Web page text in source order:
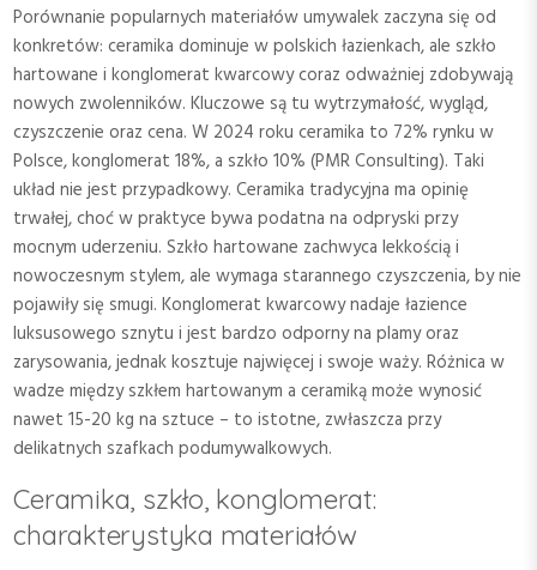
Porównanie popularnych materiałów umywalek zaczyna się od
konkretów: ceramika dominuje w polskich łazienkach, ale szkło
hartowane i konglomerat kwarcowy coraz odważniej zdobywają
nowych zwolenników. Kluczowe są tu wytrzymałość, wygląd,
czyszczenie oraz cena. W 2024 roku ceramika to 72% rynku w
Polsce, konglomerat 18%, a szkło 10% (PMR Consulting). Taki
układ nie jest przypadkowy. Ceramika tradycyjna ma opinię
trwałej, choć w praktyce bywa podatna na odpryski przy
mocnym uderzeniu. Szkło hartowane zachwyca lekkością i
nowoczesnym stylem, ale wymaga starannego czyszczenia, by nie
pojawiły się smugi. Konglomerat kwarcowy nadaje łazience
luksusowego sznytu i jest bardzo odporny na plamy oraz
zarysowania, jednak kosztuje najwięcej i swoje waży. Różnica w
wadze między szkłem hartowanym a ceramiką może wynosić
nawet 15-20 kg na sztuce – to istotne, zwłaszcza przy
delikatnych szafkach podumywalkowych.
Ceramika, szkło, konglomerat:
charakterystyka materiałów